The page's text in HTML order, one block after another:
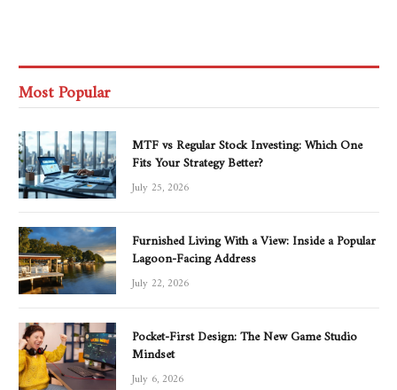
Most Popular
MTF vs Regular Stock Investing: Which One
Fits Your Strategy Better?
July 25, 2026
Furnished Living With a View: Inside a Popular
Lagoon-Facing Address
July 22, 2026
Pocket-First Design: The New Game Studio
Mindset
July 6, 2026